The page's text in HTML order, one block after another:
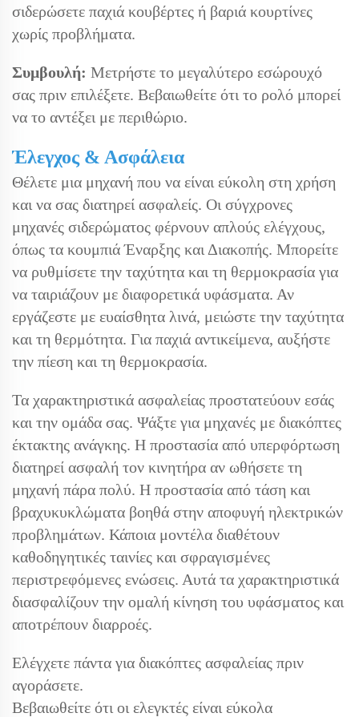
σιδερώσετε παχιά κουβέρτες ή βαριά κουρτίνες
χωρίς προβλήματα.
Συμβουλή: Μετρήστε το μεγαλύτερο εσώρουχό
σας πριν επιλέξετε. Βεβαιωθείτε ότι το ρολό μπορεί
να το αντέξει με περιθώριο.
Έλεγχος & Ασφάλεια
Θέλετε μια μηχανή που να είναι εύκολη στη χρήση
και να σας διατηρεί ασφαλείς. Οι σύγχρονες
μηχανές σιδερώματος φέρνουν απλούς ελέγχους,
όπως τα κουμπιά Έναρξης και Διακοπής. Μπορείτε
να ρυθμίσετε την ταχύτητα και τη θερμοκρασία για
να ταιριάζουν με διαφορετικά υφάσματα. Αν
εργάζεστε με ευαίσθητα λινά, μειώστε την ταχύτητα
και τη θερμότητα. Για παχιά αντικείμενα, αυξήστε
την πίεση και τη θερμοκρασία.
Τα χαρακτηριστικά ασφαλείας προστατεύουν εσάς
και την ομάδα σας. Ψάξτε για μηχανές με διακόπτες
έκτακτης ανάγκης. Η προστασία από υπερφόρτωση
διατηρεί ασφαλή τον κινητήρα αν ωθήσετε τη
μηχανή πάρα πολύ. Η προστασία από τάση και
βραχυκυκλώματα βοηθά στην αποφυγή ηλεκτρικών
προβλημάτων. Κάποια μοντέλα διαθέτουν
καθοδηγητικές ταινίες και σφραγισμένες
περιστρεφόμενες ενώσεις. Αυτά τα χαρακτηριστικά
διασφαλίζουν την ομαλή κίνηση του υφάσματος και
αποτρέπουν διαρροές.
Ελέγχετε πάντα για διακόπτες ασφαλείας πριν
αγοράσετε.
Βεβαιωθείτε ότι οι ελεγκτές είναι εύκολα